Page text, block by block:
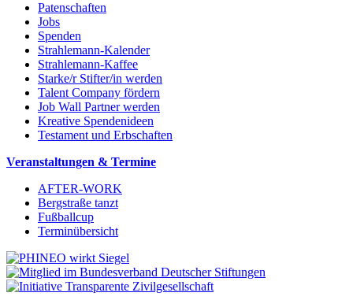
Patenschaften
Jobs
Spenden
Strahlemann-Kalender
Strahlemann-Kaffee
Starke/r Stifter/in werden
Talent Company fördern
Job Wall Partner werden
Kreative Spendenideen
Testament und Erbschaften
Veranstaltungen & Termine
AFTER-WORK
Bergstraße tanzt
Fußballcup
Terminübersicht